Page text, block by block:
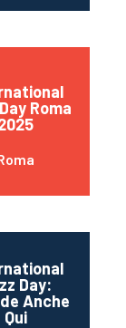
Roma
Day:
Anche
Qui